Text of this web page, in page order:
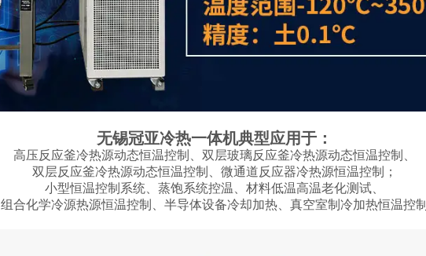
无锡冠亚冷热一体机典型应用于：
高压反应釜冷热源动态恒温控制、双层玻璃反应釜冷热源动态恒温控制、
双层反应釜冷热源动态恒温控制、微通道反应器冷热源恒温控制；
小型恒温控制系统、蒸饱系统控温、材料低温高温老化测试、
组合化学冷源热源恒温控制、半导体设备冷却加热、真空室制冷加热恒温控制